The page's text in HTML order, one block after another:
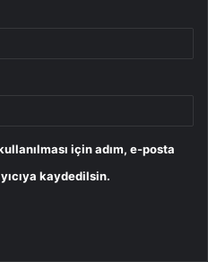
için adım, e-posta
kaydedilsin.